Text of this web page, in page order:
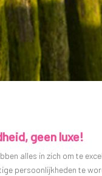
geen luxe!
alles in zich om te
persoonlijkheden te